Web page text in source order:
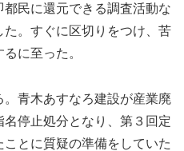
民に還元できる調査活動な
。すぐに区切りをつけ、苦
に至った。
青木あすなろ建設が産業廃
停止処分となり、第３回定
とに質疑の準備をしていた